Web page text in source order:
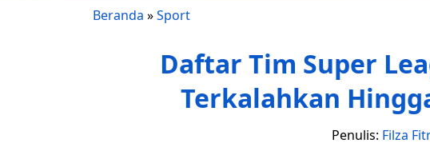
Beranda »Sport
Daftar Tim Super
Terkalahkan
Penulis: Filza